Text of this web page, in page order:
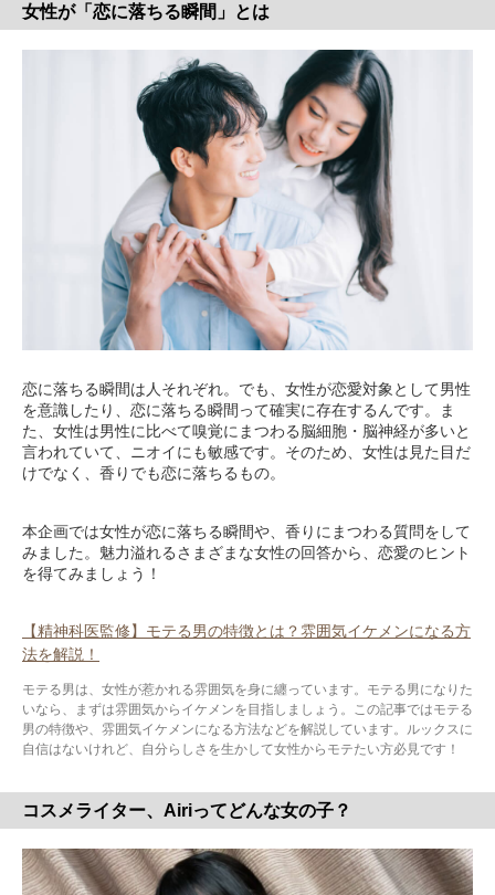
女性が「恋に落ちる瞬間」とは
恋に落ちる瞬間は人それぞれ。でも、女性が恋愛対象として男性
を意識したり、恋に落ちる瞬間って確実に存在するんです。ま
た、女性は男性に比べて嗅覚にまつわる脳細胞・脳神経が多いと
言われていて、ニオイにも敏感です。そのため、女性は見た目だ
けでなく、香りでも恋に落ちるもの。
本企画では女性が恋に落ちる瞬間や、香りにまつわる質問をして
みました。魅力溢れるさまざまな女性の回答から、恋愛のヒント
を得てみましょう！
【精神科医監修】モテる男の特徴とは？雰囲気イケメンになる方
法を解説！
モテる男は、女性が惹かれる雰囲気を身に纏っています。モテる男になりた
いなら、まずは雰囲気からイケメンを目指しましょう。この記事ではモテる
男の特徴や、雰囲気イケメンになる方法などを解説しています。ルックスに
自信はないけれど、自分らしさを生かして女性からモテたい方必見です！
コスメライター、Airiってどんな女の子？